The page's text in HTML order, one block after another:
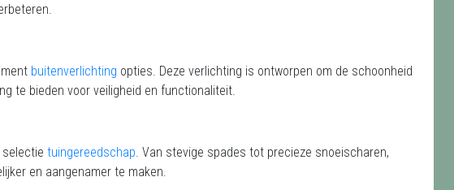
buitenverlichting opties. Deze verlichting is ontworpen om de schoonheid
te bieden voor veiligheid en functionaliteit.
selectie tuingereedschap . Van stevige spades tot precieze snoeischaren,
en aangenamer te maken.